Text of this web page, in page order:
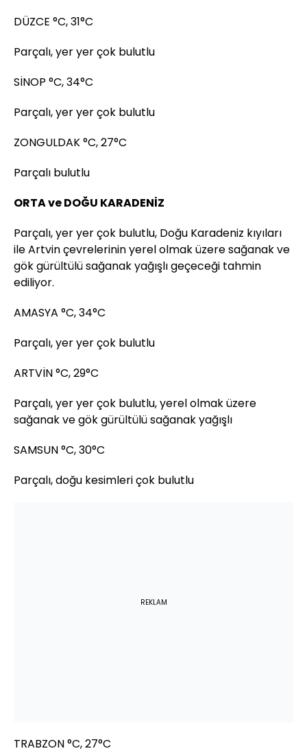
DÜZCE °C, 31°C
Parçalı, yer yer çok bulutlu
SİNOP °C, 34°C
Parçalı, yer yer çok bulutlu
ZONGULDAK °C, 27°C
Parçalı bulutlu
ORTA ve DOĞU KARADENİZ
Parçalı, yer yer çok bulutlu, Doğu Karadeniz kıyıları
ile Artvin çevrelerinin yerel olmak üzere sağanak ve
gök gürültülü sağanak yağışlı geçeceği tahmin
ediliyor.
AMASYA °C, 34°C
Parçalı, yer yer çok bulutlu
ARTVİN °C, 29°C
Parçalı, yer yer çok bulutlu, yerel olmak üzere
sağanak ve gök gürültülü sağanak yağışlı
SAMSUN °C, 30°C
Parçalı, doğu kesimleri çok bulutlu
REKLAM
TRABZON °C, 27°C